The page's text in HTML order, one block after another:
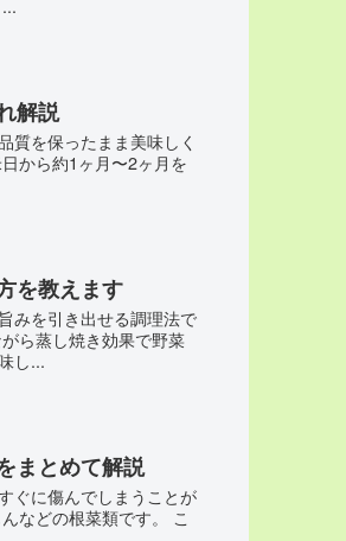
解説
質を保ったまま美味しく
から約1ヶ月〜2ヶ月を
を教えます
みを引き出せる調理法で
ら蒸し焼き効果で野菜
し...
まとめて解説
ぐに傷んでしまうことが
などの根菜類です。 こ